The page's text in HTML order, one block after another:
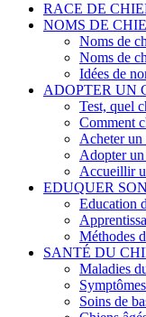
RACE DE
NOMS DE
Noms de
Noms de
Idées de
ADOPTER UN
Test, quel
Comment
Acheter un
Adopter
Accueillir
EDUQUER
Education
Méthodes
SANTÉ DU
Maladies
Soins de